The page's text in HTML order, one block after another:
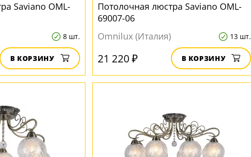
Saviano OML-
8 шт.
В КОРЗИНУ
Потолочная люстра Saviano OML-
69007-06
Omnilux (Италия)
13 шт.
21 220 ₽ В КОРЗИНУ